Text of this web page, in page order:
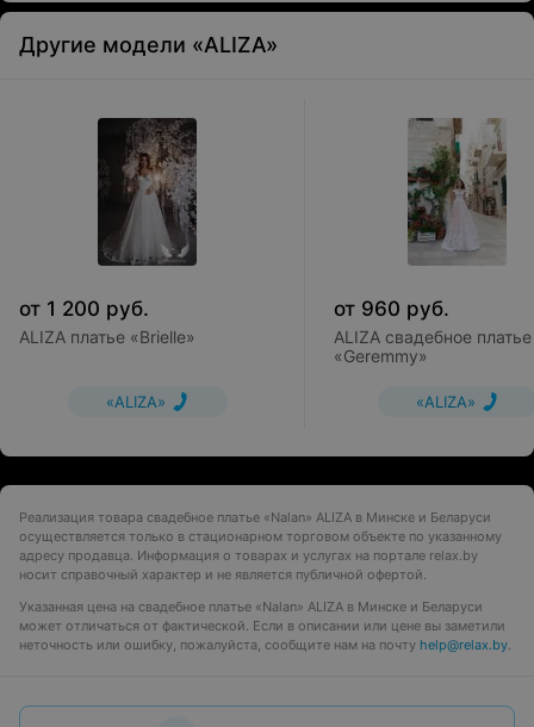
Другие модели «ALIZA»
от 1 200 руб.
ALIZA платье «Brielle»
«ALIZA»
от 960 руб.
ALIZA свадебное платье
«Geremmy»
«ALIZA»
Реализация товара свадебное платье «Nalan» ALIZA в Минске и Беларуси
осуществляется только в стационарном торговом объекте по указанному
адресу продавца. Информация о товарах и услугах на портале relax.by
носит справочный характер и не является публичной офертой.
Указанная цена на свадебное платье «Nalan» ALIZA в Минске и Беларуси
может отличаться от фактической. Если в описании или цене вы заметили
неточность или ошибку, пожалуйста, сообщите нам на почту help@relax.by.